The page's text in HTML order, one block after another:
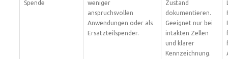
Spende
weniger
anspruchsvollen
Anwendungen oder als
Ersatzteilspender.
Zustand
dokumentieren.
Geeignet nur bei
intakten Zellen
und klarer
Kennzeichnung.